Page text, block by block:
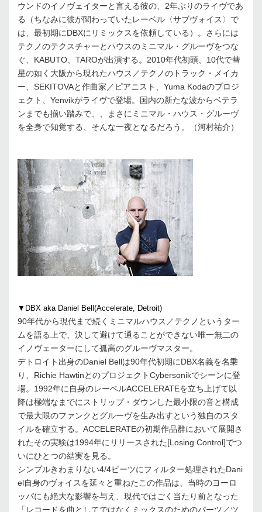
ウンドのイノヴェイターと言える彼の、2年ぶりのライヴであ
る（ちなみに彼が関わっていたレーベル〈サブヴォイス〉で
は、最初期にDBXにリミックスを依頼している）。さらには
テクノのテクスチャーとハウスのミニマル・グルーヴをつな
ぐ、KABUTO、TAROが出演する。2010年代初頭、10代で彗
星の如く大阪から現れたハウス／テクノのトラック・メイカ
ー、SEKITOVAと作曲家／ピアニスト、Yuma Kodaのプロジ
ェクト、Yenvikがライヴで登場。国内の新たな波からベテラ
ンまでも揃い踏みで、、まさにミニマル・ハウス・グルーヴ
を全身で知覚する、そんな一夜となるだろう。（河村祐介）
▼DBX aka Daniel Bell(Accelerate, Detroit)
90年代から現代まで続くミニマルハウス／テクノというター
ムを語る上で、決して避けて通ることができない唯一無二の
イノヴェーターにして孤高のグルーヴマスター。
デトロイト出身のDaniel Bellは90年代初期にDBX名義を名乗
り、Richie HawtinとのプロジェクトCybersonikでシーンに登
場。1992年に自身のレーベルACCELERATEを立ち上げて以
降は極端なまでにストリップ・ダウンした最小限の音と構成
で最大限のファンクとグルーヴを生み出すという独自のスタ
イルを確立する。ACCELERATEの初期作品群において展開さ
れたその実験は1994年にリリースされた[Losing Control]でつ
いにひとつの結実を見る。
シンプルきわまりない4/4ビーツにフィルター処理されたDani
el自身のヴォイスを延々と重ねたこの作品は、当時のヨーロ
ッパにも絶大な影響を与え、現代ではごく当たり前となった
「レコードを曲としてではなくミックスのためのパーツ／ツ